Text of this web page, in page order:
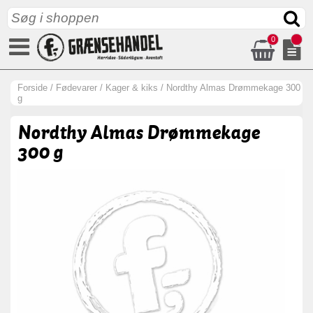
0
Forside / Fødevarer / Kager & kiks / Nordthy Almas Drømmekage 300
g
Nordthy Almas Drømmekage
300 g